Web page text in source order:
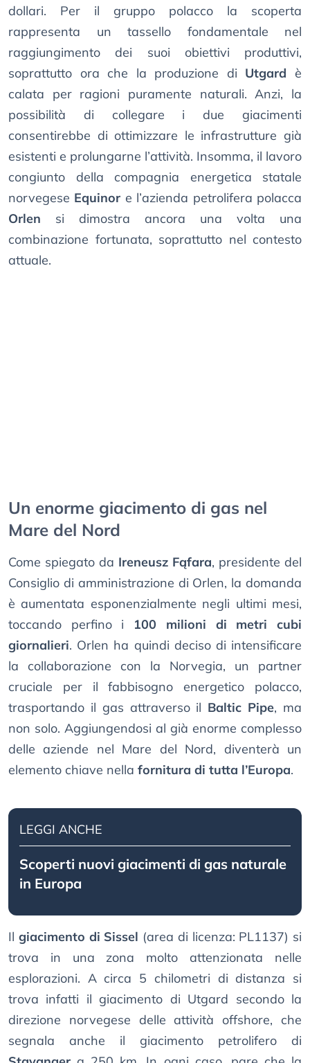
dollari. Per il gruppo polacco la scoperta
rappresenta un tassello fondamentale nel
raggiungimento dei suoi obiettivi produttivi,
soprattutto ora che la produzione di Utgard è
calata per ragioni puramente naturali. Anzi, la
possibilità di collegare i due giacimenti
consentirebbe di ottimizzare le infrastrutture già
esistenti e prolungarne l’attività. Insomma, il lavoro
congiunto della compagnia energetica statale
norvegese Equinor e l’azienda petrolifera polacca
Orlen si dimostra ancora una volta una
combinazione fortunata, soprattutto nel contesto
attuale.
Un enorme giacimento di gas nel
Mare del Nord
Come spiegato da Ireneusz Fąfara, presidente del
Consiglio di amministrazione di Orlen, la domanda
è aumentata esponenzialmente negli ultimi mesi,
toccando perfino i 100 milioni di metri cubi
giornalieri. Orlen ha quindi deciso di intensificare
la collaborazione con la Norvegia, un partner
cruciale per il fabbisogno energetico polacco,
trasportando il gas attraverso il Baltic Pipe, ma
non solo. Aggiungendosi al già enorme complesso
delle aziende nel Mare del Nord, diventerà un
elemento chiave nella fornitura di tutta l’Europa.
LEGGI ANCHE
Scoperti nuovi giacimenti di gas naturale
in Europa
Il giacimento di Sissel (area di licenza: PL1137) si
trova in una zona molto attenzionata nelle
esplorazioni. A circa 5 chilometri di distanza si
trova infatti il giacimento di Utgard secondo la
direzione norvegese delle attività offshore, che
segnala anche il giacimento petrolifero di